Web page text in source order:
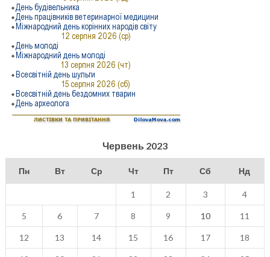
Червень 2023
Пн Вт Ср Чт Пт Сб Нд
1 2 3 4
5 6 7 8 9 10 11
12 13 14 15 16 17 18